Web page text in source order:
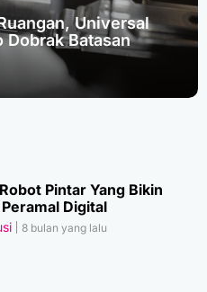
Universal
Dobrak Batasan
Pintar Yang Bikin
Digital
8 bulan yang lalu